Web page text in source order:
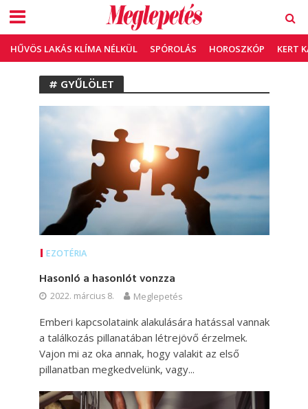
HŰVÖS LAKÁS KLÍMA NÉLKÜL SPÓROLÁS HOROSZKÓP KERT
# GYŰLÖLET
EZOTÉRIA
Hasonló a hasonlót vonzza
2022. március 8. Meglepetés
Emberi kapcsolataink alakulására hatással vannak
a találkozás pillanatában létrejövő érzelmek.
Vajon mi az oka annak, hogy valakit az első
pillanatban megkedvelünk, vagy...